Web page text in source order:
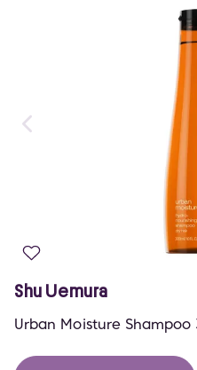
Shu Uemura
Urban Moisture Shampoo